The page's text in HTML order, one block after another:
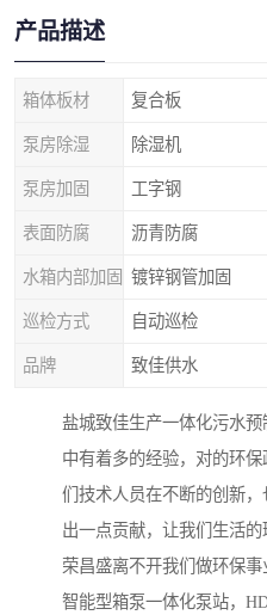
产品描述
箱体板材 复合板
泵房除湿 除湿机
泵房加固 工字钢
表面防腐 沥青防腐
水箱内部加固 镀锌钢管加固
巡检方式 自动巡检
品牌 致佳供水
盐城致佳生产一体化污水
中有着多的经验，对的环
们技术人员在不断的创新
出一点贡献，让我们生活
荣昌盛离不开我们做环保事
智能型箱泵一体化泵站，